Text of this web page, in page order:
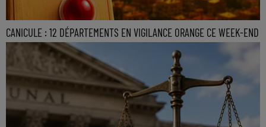
CANICULE : 12 DÉPARTEMENTS EN VIGILANCE ORANGE CE WEEK-END